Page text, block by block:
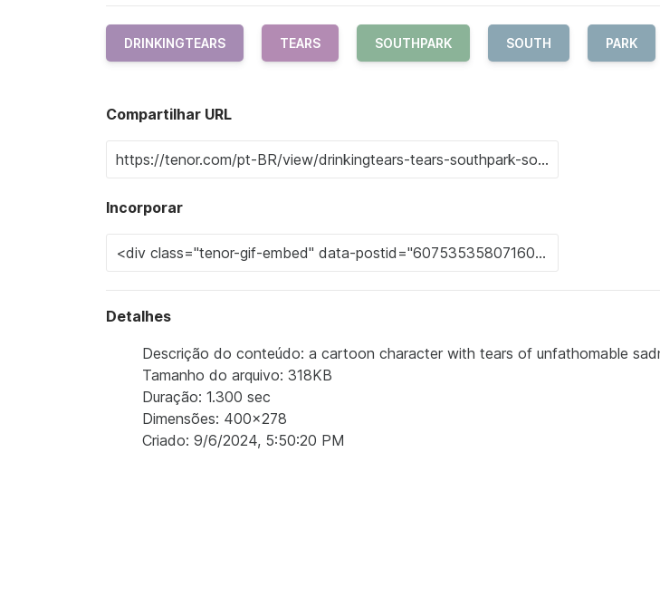
DRINKINGTEARS TEARS SOUTHPARK SOUTH PARK
Compartilhar URL
Incorporar
Detalhes
Descrição do conteúdo: a cartoon character with tears of unfathomable
Tamanho do arquivo: 318KB
Duração: 1.300 sec
Dimensões: 400x278
Criado: 9/6/2024, 5:50:20 PM